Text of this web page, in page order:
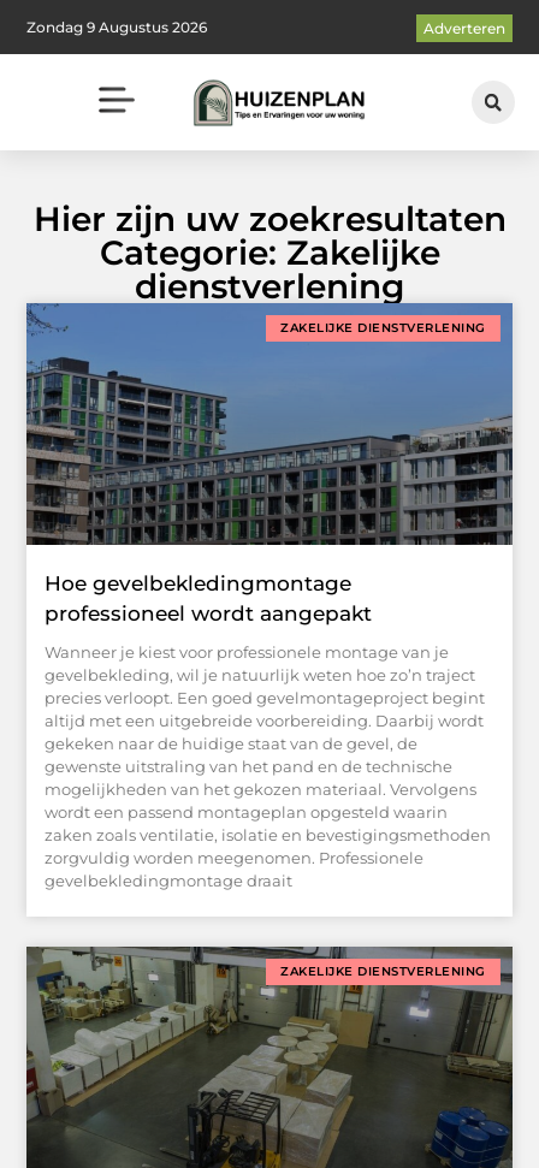
Zondag 9 Augustus 2026 Adverteren
Hier zijn uw zoekresultaten
Categorie: Zakelijke
dienstverlening
ZAKELIJKE DIENSTVERLENING
Hoe gevelbekledingmontage
professioneel wordt aangepakt
Wanneer je kiest voor professionele montage van je
gevelbekleding, wil je natuurlijk weten hoe zo’n traject
precies verloopt. Een goed gevelmontageproject begint
altijd met een uitgebreide voorbereiding. Daarbij wordt
gekeken naar de huidige staat van de gevel, de
gewenste uitstraling van het pand en de technische
mogelijkheden van het gekozen materiaal. Vervolgens
wordt een passend montageplan opgesteld waarin
zaken zoals ventilatie, isolatie en bevestigingsmethoden
zorgvuldig worden meegenomen. Professionele
gevelbekledingmontage draait
ZAKELIJKE DIENSTVERLENING